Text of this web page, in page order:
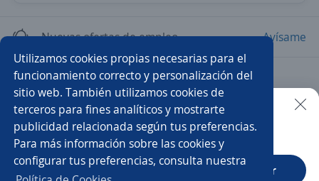
Utilizamos cookies propias necesarias para el
funcionamiento correcto y personalización del
sitio web. También utilizamos cookies de
terceros para fines analíticos y mostrarte
publicidad relacionada según tus preferencias.
Para más información sobre las cookies y
configurar tus preferencias, consulta nuestra
Nuevas ofertas de empleo Avísame
Empleos similares
Enfermero jefe Talento Humano
Ejecutivo/a comercial Gerente de recursos humanos
Gerente comercial Coordinador/a de gestión humana
Buscar es más fácil en la app
CT App Abrir